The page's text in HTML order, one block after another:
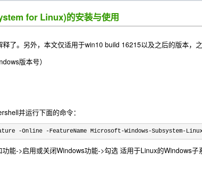
for Linux)的安装与使用
了。另外，本文仅适用于win10 build 16215以及之后的版本，
版本号）
并运行下面的命令：
-Online -FeatureName Microsoft-Windows-Subsystem-
能->启用或关闭Windows功能->勾选 适用于Linux的Windows子